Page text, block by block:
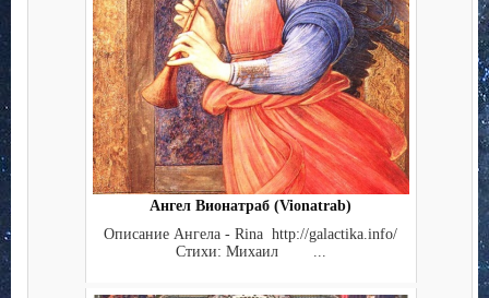
Ангел Вионатраб (Vionatrab)
Описание Ангела - Rina http://galactika.info/
Стихи: Михаил ...